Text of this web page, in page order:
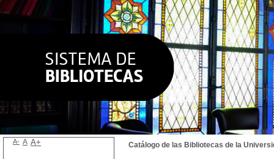
Catálogo de las Bibliotecas de la
A- A A+